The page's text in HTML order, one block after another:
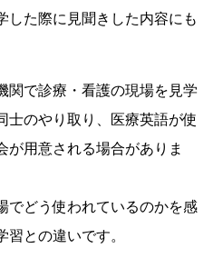
した際に見聞きした内容にも
関で診療・看護の現場を見学
士のやり取り、医療英語が使
が用意される場合がありま
でどう使われているのかを感
習との違いです。